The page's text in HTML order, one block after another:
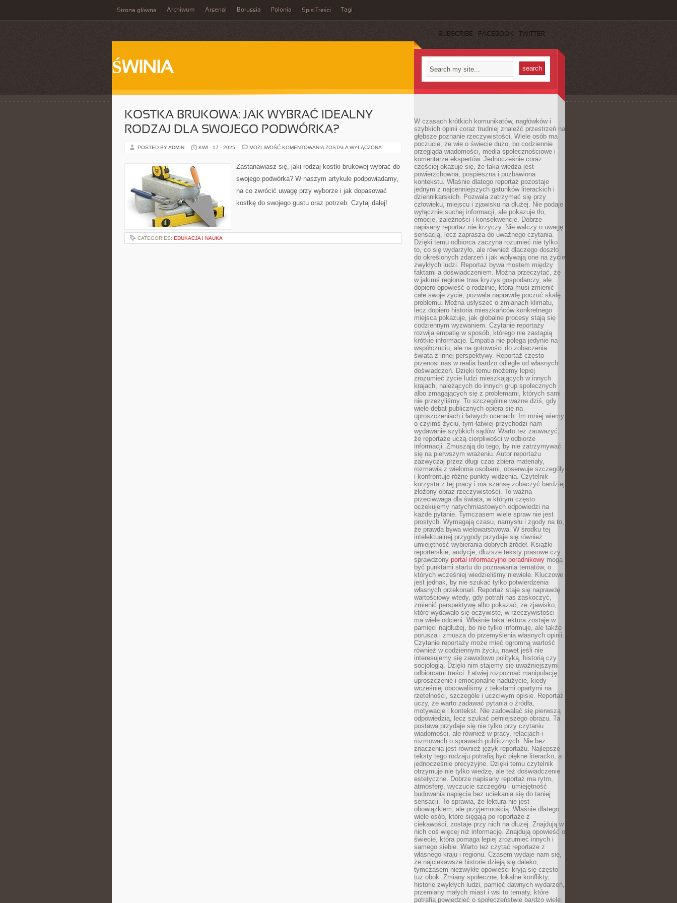
Strona główna Archiwum Arsenal Borussia Polonia Spis Treści Tagi
SUBSCRIBE FACEBOOK TWITTER
ŚWINIA
KOSTKA BRUKOWA: JAK WYBRAĆ IDEALNY
RODZAJ DLA SWOJEGO PODWÓRKA?
POSTED BY ADMIN KWI - 17 - 2025 MOŻLIWOŚĆ KOMENTOWANIA KOSTKA
WYBRAĆ
IDEALNY
DLA
PODWÓRKA?
ZOSTAŁA WYŁĄCZONA
Zastanawiasz się, jaki rodzaj kostki brukowej wybrać do
swojego podwórka? W naszym artykule podpowiadamy,
na co zwrócić uwagę przy wyborze i jak dopasować
kostkę do swojego gustu oraz potrzeb. Czytaj dalej!
CATEGORIES: EDUKACJA I NAUKA
W czasach krótkich komunikatów, nagłówków i
szybkich opinii coraz trudniej znaleźć przestrzeń na
głębsze poznanie rzeczywistości. Wiele osób ma
poczucie, że wie o świecie dużo, bo codziennie
przegląda wiadomości, media społecznościowe i
komentarze ekspertów. Jednocześnie coraz
częściej okazuje się, że taka wiedza jest
powierzchowna, pospieszna i pozbawiona
kontekstu. Właśnie dlatego reportaż pozostaje
jednym z najcenniejszych gatunków literackich i
dziennikarskich. Pozwala zatrzymać się przy
człowieku, miejscu i zjawisku na dłużej. Nie podaje
wyłącznie suchej informacji, ale pokazuje tło,
emocje, zależności i konsekwencje. Dobrze
napisany reportaż nie krzyczy. Nie walczy o uwagę
sensacją, lecz zaprasza do uważnego czytania.
Dzięki temu odbiorca zaczyna rozumieć nie tylko
to, co się wydarzyło, ale również dlaczego doszło
do określonych zdarzeń i jak wpływają one na życie
zwykłych ludzi. Reportaż bywa mostem między
faktami a doświadczeniem. Można przeczytać, że
w jakimś regionie trwa kryzys gospodarczy, ale
dopiero opowieść o rodzinie, która musi zmienić
całe swoje życie, pozwala naprawdę poczuć skalę
problemu. Można usłyszeć o zmianach klimatu,
lecz dopiero historia mieszkańców konkretnego
miejsca pokazuje, jak globalne procesy stają się
codziennym wyzwaniem. Czytanie reportaży
rozwija empatię w sposób, którego nie zastąpią
krótkie informacje. Empatia nie polega jedynie na
współczuciu, ale na gotowości do zobaczenia
świata z innej perspektywy. Reportaż często
przenosi nas w realia bardzo odległe od własnych
doświadczeń. Dzięki temu możemy lepiej
zrozumieć życie ludzi mieszkających w innych
krajach, należących do innych grup społecznych
albo zmagających się z problemami, których sami
nie przeżyliśmy. To szczególnie ważne dziś, gdy
wiele debat publicznych opiera się na
uproszczeniach i łatwych ocenach. Im mniej wiemy
o czyimś życiu, tym łatwiej przychodzi nam
wydawanie szybkich sądów. Warto też zauważyć,
że reportaże uczą cierpliwości w odbiorze
informacji. Zmuszają do tego, by nie zatrzymywać
się na pierwszym wrażeniu. Autor reportażu
zazwyczaj przez długi czas zbiera materiały,
rozmawia z wieloma osobami, obserwuje szczegóły
i konfrontuje różne punkty widzenia. Czytelnik
korzysta z tej pracy i ma szansę zobaczyć bardziej
złożony obraz rzeczywistości. To ważna
przeciwwaga dla świata, w którym często
oczekujemy natychmiastowych odpowiedzi na
każde pytanie. Tymczasem wiele spraw nie jest
prostych. Wymagają czasu, namysłu i zgody na to,
że prawda bywa wielowarstwowa. W środku tej
intelektualnej przygody przydaje się również
umiejętność wybierania dobrych źródeł. Książki
reporterskie, audycje, dłuższe teksty prasowe czy
sprawdzony portal informacyjno-poradnikowy mogą
być punktami startu do poznawania tematów, o
których wcześniej wiedzieliśmy niewiele. Kluczowe
jest jednak, by nie szukać tylko potwierdzenia
własnych przekonań. Reportaż staje się naprawdę
wartościowy wtedy, gdy potrafi nas zaskoczyć,
zmienić perspektywę albo pokazać, że zjawisko,
które wydawało się oczywiste, w rzeczywistości
ma wiele odcieni. Właśnie taka lektura zostaje w
pamięci najdłużej, bo nie tylko informuje, ale także
porusza i zmusza do przemyślenia własnych opinii.
Czytanie reportaży może mieć ogromną wartość
również w codziennym życiu, nawet jeśli nie
interesujemy się zawodowo polityką, historią czy
socjologią. Dzięki nim stajemy się uważniejszymi
odbiorcami treści. Łatwiej rozpoznać manipulację,
uproszczenie i emocjonalne nadużycie, kiedy
wcześniej obcowaliśmy z tekstami opartymi na
rzetelności, szczególe i uczciwym opisie. Reportaż
uczy, że warto zadawać pytania o źródła,
motywacje i kontekst. Nie zadowalać się pierwszą
odpowiedzią, lecz szukać pełniejszego obrazu. Ta
postawa przydaje się nie tylko przy czytaniu
wiadomości, ale również w pracy, relacjach i
rozmowach o sprawach publicznych. Nie bez
znaczenia jest również język reportażu. Najlepsze
teksty tego rodzaju potrafią być piękne literacko, a
jednocześnie precyzyjne. Dzięki temu czytelnik
otrzymuje nie tylko wiedzę, ale też doświadczenie
estetyczne. Dobrze napisany reportaż ma rytm,
atmosferę, wyczucie szczegółu i umiejętność
budowania napięcia bez uciekania się do taniej
sensacji. To sprawia, że lektura nie jest
obowiązkiem, ale przyjemnością. Właśnie dlatego
wiele osób, które sięgają po reportaże z
ciekawości, zostaje przy nich na dłużej. Znajdują w
nich coś więcej niż informację. Znajdują opowieść o
świecie, która pomaga lepiej zrozumieć innych i
samego siebie. Warto też czytać reportaże z
własnego kraju i regionu. Czasem wydaje nam się,
że najciekawsze historie dzieją się daleko,
tymczasem niezwykłe opowieści kryją się często
tuż obok. Zmiany społeczne, lokalne konflikty,
historie zwykłych ludzi, pamięć dawnych wydarzeń,
przemiany małych miast i wsi to tematy, które
potrafią powiedzieć o społeczeństwie bardzo wiele.